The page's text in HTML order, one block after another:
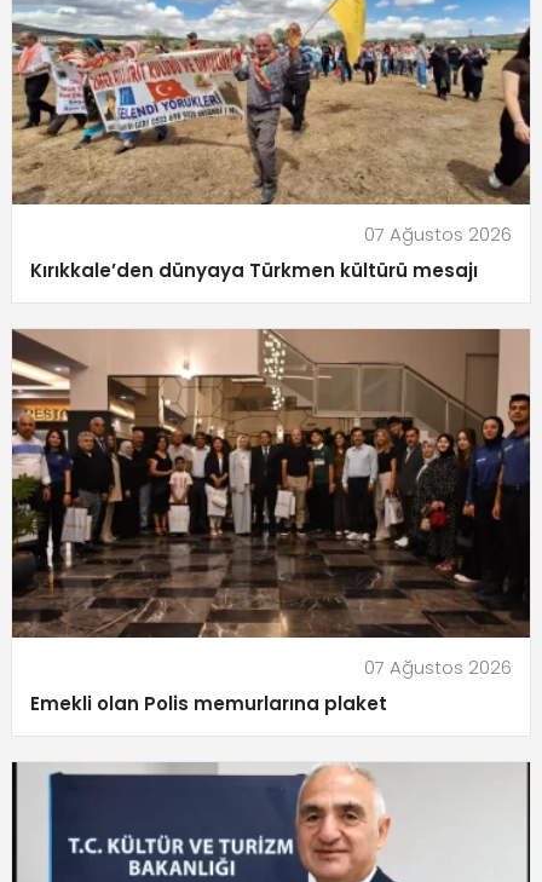
07 Ağustos 2026
Kırıkkale’den dünyaya Türkmen kültürü mesajı
07 Ağustos 2026
Emekli olan Polis memurlarına plaket